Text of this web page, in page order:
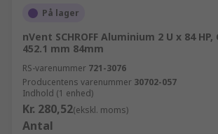
På lager
nVent SCHROFF Aluminium 2 U x 84
452.1 mm 84mm
RS-varenummer 721-3076
Producentens varenummer 30702-057
Indhold (1 enhed)
Kr. 280,52(ekskl. moms)
Antal